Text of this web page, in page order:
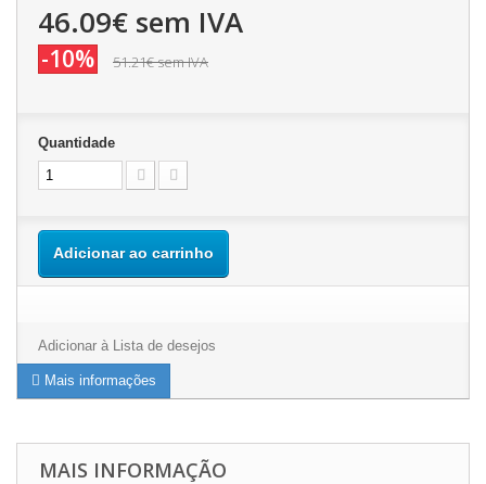
46.09€ sem IVA
-10% 51.21€sem IVA
Quantidade
Adicionar ao carrinho
Adicionar à Lista de desejos
Mais informações
MAIS INFORMAÇÃO